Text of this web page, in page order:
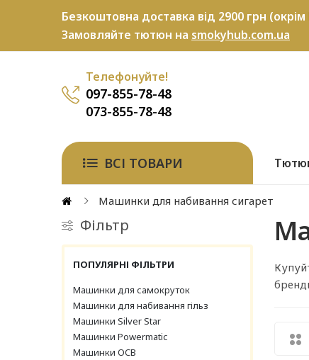
Безкоштовна доставка від 2900 грн
Замовляйте тютюн на smokyhub.com.ua
Телефонуйте!
097-855-78-48
073-855-78-48
ВСІ ТОВАРИ
Машинки для набивання сигарет
Фільтр
ПОПУЛЯРНІ ФІЛЬТРИ
Машинки для самокруток
Машинки для набивання гільз
Машинки Silver Star
Машинки Powermatic
Машинки OCB